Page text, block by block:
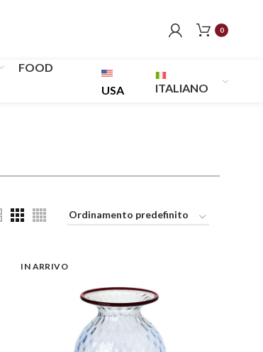
0
FOOD
USA ITALIANO
IN ARRIVO